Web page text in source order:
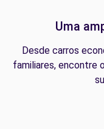
Uma
Desde carros
familiares, encontre